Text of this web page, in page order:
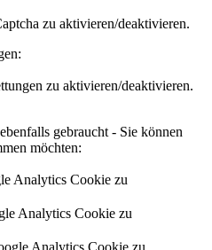
zu aktivieren/deaktivieren.
zu aktivieren/deaktivieren.
gebraucht - Sie können
möchten:
Analytics Cookie zu
Analytics Cookie zu
Analytics Cookie zu